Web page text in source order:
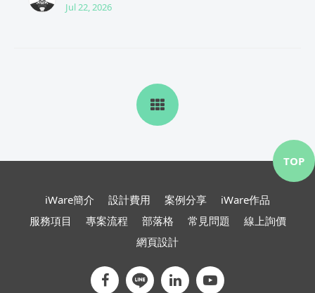
Jul 22, 2026
iWare簡介 設計費用 案例分享
iWare作品
服務項目
專案流程 部落格 常見問題
線上詢價
網頁設計
TOP